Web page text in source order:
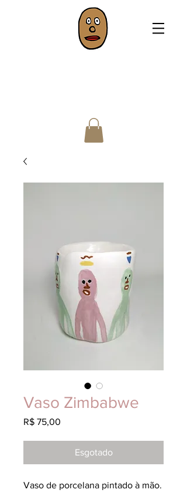
Vaso Zimbabwe
R$ 75,00
Esgotado
Vaso de porcelana pintado à mão.